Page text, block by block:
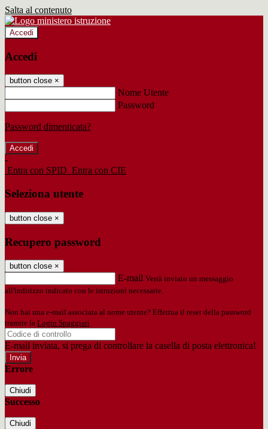
Salta al contenuto
Accedi
Accedi
button close ×
Nome Utente
Password
Password dimenticata?
-
Entra con SPID Entra con CIE
Seleziona utente
button close ×
Recupero password
button close ×
E-mail Verrà inviato un messaggio
all'indirizzo indicato con le istruzioni necessarie.
Non hai una e-mail associata al nome utente? Effettua il reset della password
tramite la Login Spaggiari
E-mail inviata, si prega di controllare la casella di posta elettronica!
Errore
Chiudi
Successo
Chiudi